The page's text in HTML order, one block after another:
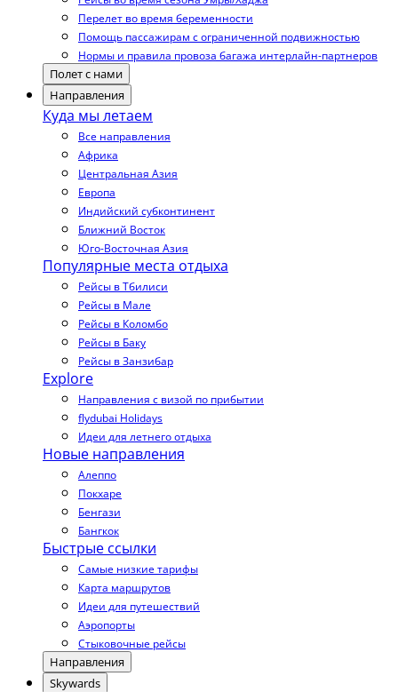
Перелет во время беременности
Помощь пассажирам с ограниченной подвижностью
Нормы и правила провоза багажа интерлайн-партнеров
Полет с нами
Направления
Куда мы летаем
Все направления
Африка
Центральная Азия
Европа
Индийский субконтинент
Ближний Восток
Юго-Восточная Азия
Популярные места отдыха
Рейсы в Тбилиси
Рейсы в Мале
Рейсы в Коломбо
Рейсы в Баку
Рейсы в Занзибар
Explore
Направления с визой по прибытии
flydubai Holidays
Идеи для летнего отдыха
Новые направления
Алеппо
Покхаре
Бенгази
Бангкок
Быстрые ссылки
Самые низкие тарифы
Карта маршрутов
Идеи для путешествий
Аэропорты
Стыковочные рейсы
Направления
Skywards